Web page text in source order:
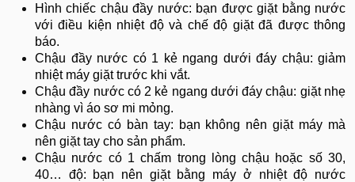
Hình chiếc chậu đầy nước: bạn được giặt bằng nước
với điều kiện nhiệt độ và chế độ giặt đã được thông
báo.
Chậu đầy nước có 1 kẻ ngang dưới đáy chậu: giảm
nhiệt máy giặt trước khi vắt.
Chậu đầy nước có 2 kẻ ngang dưới đáy chậu: giặt nhẹ
nhàng vì áo sơ mi mỏng.
Chậu nước có bàn tay: bạn không nên giặt máy mà
nên giặt tay cho sản phẩm.
Chậu nước có 1 chấm trong lòng chậu hoặc số 30,
40… độ: bạn nên giặt bằng máy ở nhiệt độ nước